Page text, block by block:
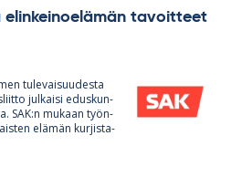
elin­kei­noe­lä­män ta­voit­teet
tu­le­vai­suu­desta
jul­kaisi edus­kun­
SAK:n mu­kaan työn­
elä­män kur­jis­ta­